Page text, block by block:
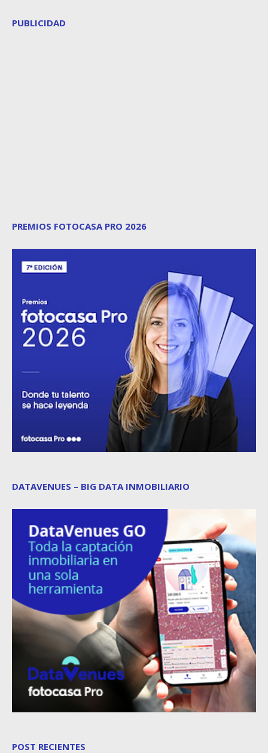
PUBLICIDAD
PREMIOS FOTOCASA PRO 2026
DATAVENUES – BIG DATA INMOBILIARIO
POST RECIENTES